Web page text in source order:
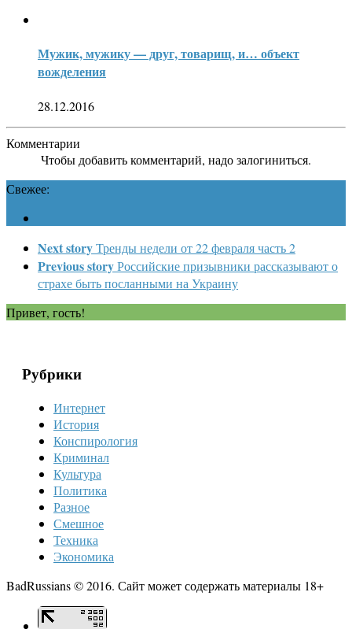
Мужик, мужику — друг, товарищ, и… объект
вожделения
28.12.2016
Комментарии
Чтобы добавить комментарий, надо залогиниться.
Свежее:
Next storyТренды недели от 22 февраля часть 2
Previous storyРоссийские призывники рассказывают о
страхе быть посланными на Украину
Привет, гость!
Рубрики
Интернет
История
Конспирология
Криминал
Культура
Политика
Разное
Смешное
Техника
Экономика
BadRussians © 2016. Сайт может содержать материалы 18+